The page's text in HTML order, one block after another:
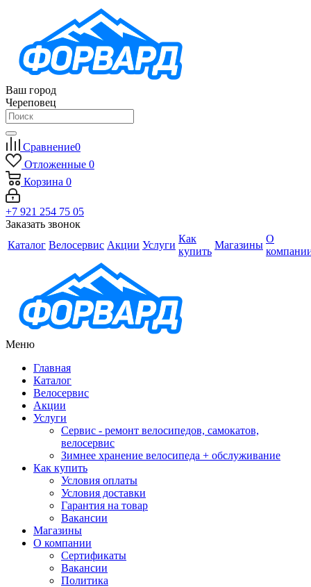
Ваш город
Череповец
Сравнение0
Отложенные 0
Корзина 0
+7 921 254 75 05
Заказать звонок
Каталог Велосервис Акции Услуги
Как
купить
Магазины
О
Меню
Главная
Каталог
Велосервис
Акции
Услуги
Сервис - ремонт велосипедов, самокатов,
велосервис
Зимнее хранение велосипеда + обслуживание
Как купить
Условия оплаты
Условия доставки
Гарантия на товар
Вакансии
Магазины
О компании
Сертификаты
Вакансии
Политика